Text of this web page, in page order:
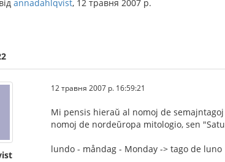
від annadahlqvist, 12 травня 2007 р.
12 травня 2007 р. 16:59:21
Mi pensis hieraŭ al nomoj de
nomoj de nordeŭropa mitologio, sen
lundo - måndag - Monday -> tago de luno